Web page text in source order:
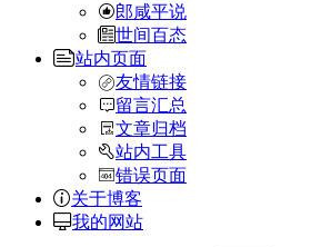
郎咸平说
世间百态
站内页面
友情链接
留言汇总
文章归档
站内工具
错误页面
关于博客
我的网站